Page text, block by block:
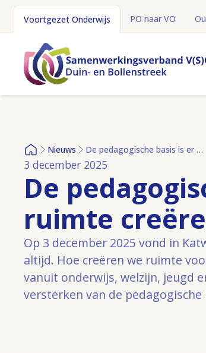
Voortgezet Onderwijs PO naar VO
HomeNieuws De pedagogische basis is er altijd – ruimte creëren voor versterking
3 december 2025
De
ruimte
Op 3 december 2025 vond in
altijd. Hoe creëren we ruimte
vanuit onderwijs, welzijn, jeugd
versterken van de